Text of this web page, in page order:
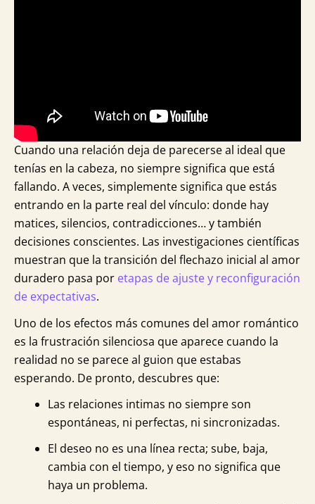
Cuando una relación deja de parecerse al ideal que
tenías en la cabeza, no siempre significa que está
fallando. A veces, simplemente significa que estás
entrando en la parte real del vínculo: donde hay
matices, silencios, contradicciones… y también
decisiones conscientes. Las investigaciones científicas
muestran que la transición del flechazo inicial al amor
duradero pasa por etapas de ajuste y reconfiguración
de expectativas.
Uno de los efectos más comunes del amor romántico
es la frustración silenciosa que aparece cuando la
realidad no se parece al guion que estabas
esperando. De pronto, descubres que:
Las relaciones intimas no siempre son
espontáneas, ni perfectas, ni sincronizadas.
El deseo no es una línea recta; sube, baja,
cambia con el tiempo, y eso no significa que
haya un problema.